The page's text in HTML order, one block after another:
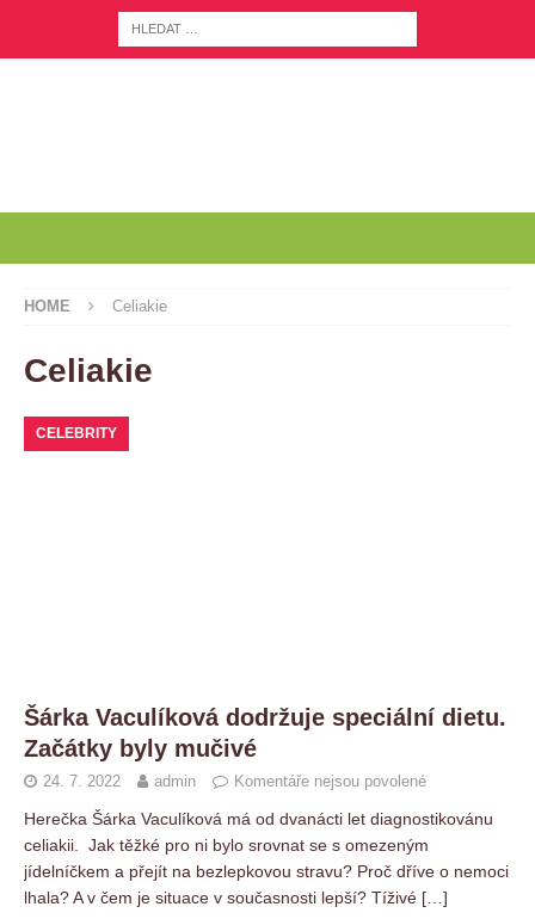
HOME Celiakie
Celiakie
CELEBRITY
Šárka Vaculíková dodržuje speciální dietu.
Začátky byly mučivé
24. 7. 2022 admin Komentáře nejsou povolené
Herečka Šárka Vaculíková má od dvanácti let diagnostikovánu
celiakii. Jak těžké pro ni bylo srovnat se s omezeným
jídelníčkem a přejít na bezlepkovou stravu? Proč dříve o nemoci
lhala? A v čem je situace v současnosti lepší? Tíživé […]